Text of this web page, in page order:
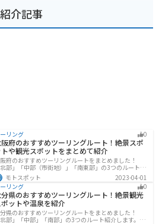
訪れる場合、道の駅には広い駐車場が完備され
で安心です。周辺には、自然豊かな山道も多
リングにも最適なエリアです。 土岐市周辺に
介記事
リング 0
阪府のおすすめツーリングルート！絶景スポ
トや観光スポットをまとめて紹介
府のおすすめツーリングルートをまとめました！
北部」「中部（市街地）」「南東部」の3つのルート紹
ます。歴史と近代が融合した魅力的なエリアで様々
しみ方ができます。バイクで大阪府にツーリングに
際は参考にしてください。
モトスポット
2023-04-01
リング
0
分県のおすすめツーリングルート！絶景観光
ポットや温泉を紹介
県のおすすめツーリングルートをまとめました！
北部」「中部」「南部」の3つのルート紹介します。阿